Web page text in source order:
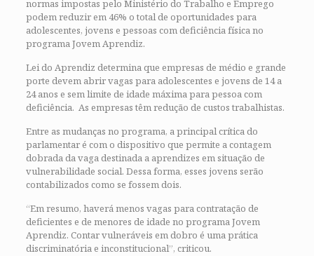
normas impostas pelo Ministério do Trabalho e Emprego
podem reduzir em 46% o total de oportunidades para
adolescentes, jovens e pessoas com deficiência física no
programa Jovem Aprendiz.
Lei do Aprendiz determina que empresas de médio e grande
porte devem abrir vagas para adolescentes e jovens de 14 a
24 anos e sem limite de idade máxima para pessoa com
deficiência. As empresas têm redução de custos trabalhistas.
Entre as mudanças no programa, a principal crítica do
parlamentar é com o dispositivo que permite a contagem
dobrada da vaga destinada a aprendizes em situação de
vulnerabilidade social. Dessa forma, esses jovens serão
contabilizados como se fossem dois.
“Em resumo, haverá menos vagas para contratação de
deficientes e de menores de idade no programa Jovem
Aprendiz. Contar vulneráveis em dobro é uma prática
discriminatória e inconstitucional”, criticou.